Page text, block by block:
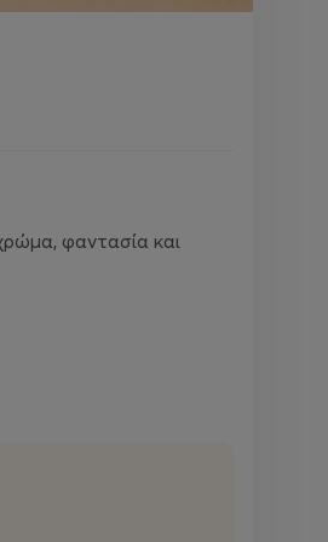
φαντασία και